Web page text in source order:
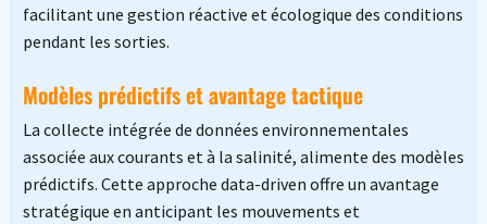
facilitant une gestion réactive et écologique des conditions
pendant les sorties.
Modèles prédictifs et avantage tactique
La collecte intégrée de données environnementales
associée aux courants et à la salinité, alimente des modèles
prédictifs. Cette approche data-driven offre un avantage
stratégique en anticipant les mouvements et